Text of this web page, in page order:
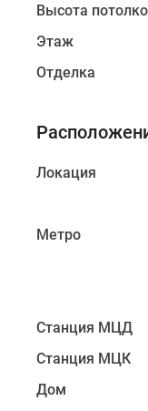
Высота
Этаж
Отделка
Локация
Метро
Станция МЦД
Станция МЦК
Дом